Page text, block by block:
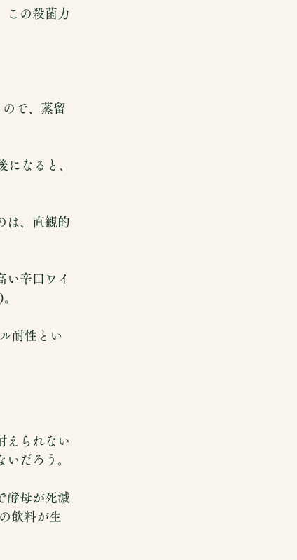
この殺菌力
で、蒸留
なると、
は、直観的
い辛口ワイ
耐性とい
えられない
だろう。
酵母が死滅
飲料が生